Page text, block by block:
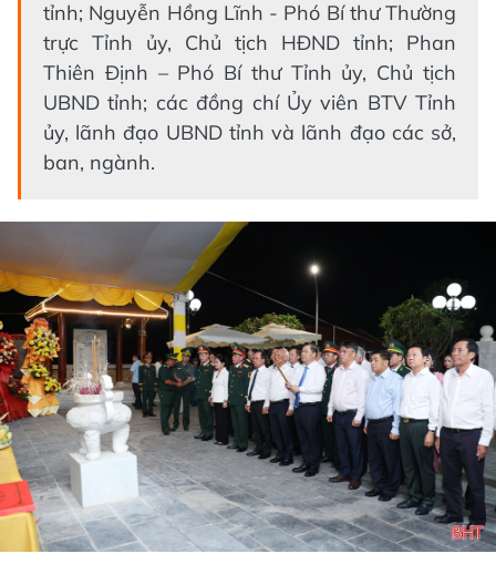
tỉnh; Nguyễn Hồng Lĩnh - Phó Bí thư Thường
trực Tỉnh ủy, Chủ tịch HĐND tỉnh; Phan
Thiên Định – Phó Bí thư Tỉnh ủy, Chủ tịch
UBND tỉnh; các đồng chí Ủy viên BTV Tỉnh
ủy, lãnh đạo UBND tỉnh và lãnh đạo các sở,
ban, ngành.